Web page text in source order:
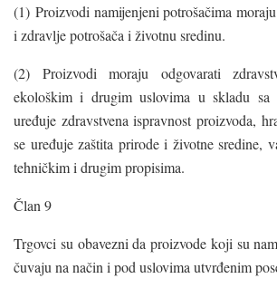
(1) Proizvodi namijenjeni potrošačima
i zdravlje potrošača i životnu sredinu.
(2) Proizvodi moraju odgovarati
ekološkim i drugim uslovima u skladu sa
uređuje zdravstvena ispravnost proizvoda,
se uređuje zaštita prirode i životne sredine,
tehničkim i drugim propisima.
Član 9
Trgovci su obavezni da proizvode koji su
čuvaju na način i pod uslovima utvrđenim